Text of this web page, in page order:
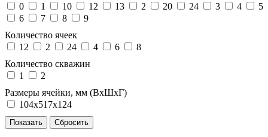
0
1 10 12 13 2 20 24 3 4
5
6
7 8
9
Количество ячеек
12
2 24 4 6
8
Количество скважин
1
2
Размеры ячейки, мм (ВхШхГ)
104х517х124